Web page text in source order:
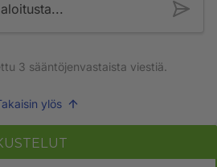
3 sääntöjenvastaista viestiä.
ylös